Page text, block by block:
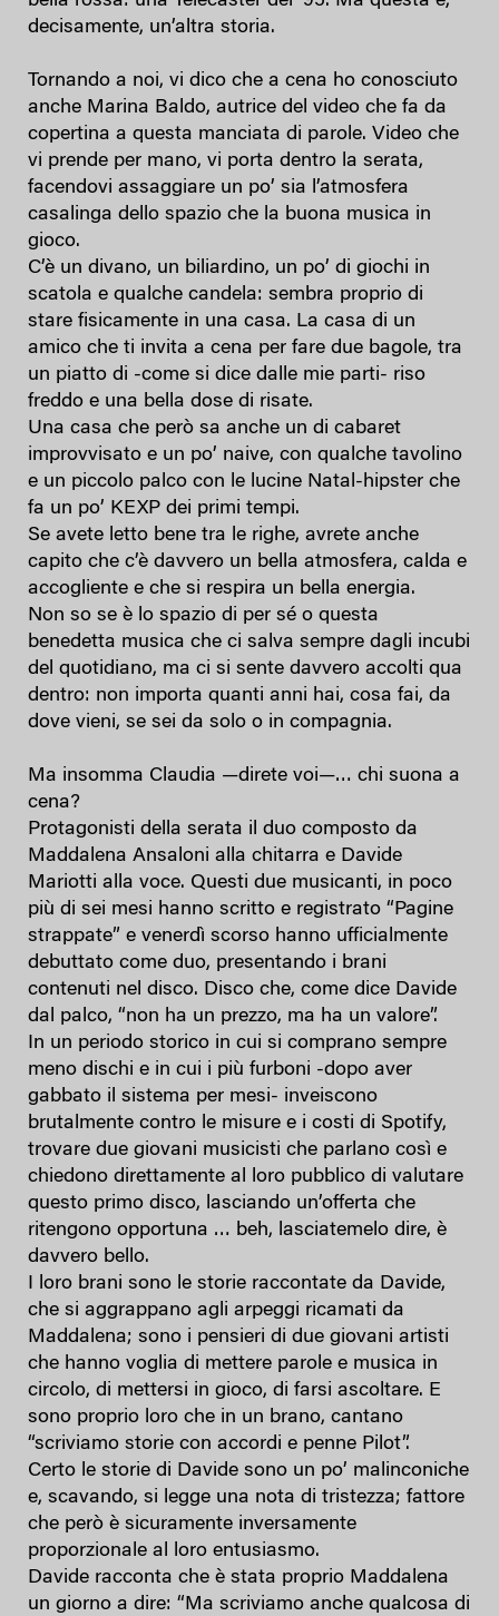
decisamente, un’altra storia.
Tornando a noi, vi dico che a cena ho conosciuto
anche Marina Baldo, autrice del video che fa da
copertina a questa manciata di parole. Video che
vi prende per mano, vi porta dentro la serata,
facendovi assaggiare un po’ sia l’atmosfera
casalinga dello spazio che la buona musica in
gioco.
C’è un divano, un biliardino, un po’ di giochi in
scatola e qualche candela: sembra proprio di
stare fisicamente in una casa. La casa di un
amico che ti invita a cena per fare due bagole, tra
un piatto di -come si dice dalle mie parti- riso
freddo e una bella dose di risate.
Una casa che però sa anche un di cabaret
improvvisato e un po’ naive, con qualche tavolino
e un piccolo palco con le lucine Natal-hipster che
fa un po’ KEXP dei primi tempi.
Se avete letto bene tra le righe, avrete anche
capito che c’è davvero un bella atmosfera, calda e
accogliente e che si respira un bella energia.
Non so se è lo spazio di per sé o questa
benedetta musica che ci salva sempre dagli incubi
del quotidiano, ma ci si sente davvero accolti qua
dentro: non importa quanti anni hai, cosa fai, da
dove vieni, se sei da solo o in compagnia.
Ma insomma Claudia —direte voi—… chi suona a
cena?
Protagonisti della serata il duo composto da
Maddalena Ansaloni alla chitarra e Davide
Mariotti alla voce. Questi due musicanti, in poco
più di sei mesi hanno scritto e registrato “Pagine
strappate” e venerdì scorso hanno ufficialmente
debuttato come duo, presentando i brani
contenuti nel disco. Disco che, come dice Davide
dal palco, “non ha un prezzo, ma ha un valore”.
In un periodo storico in cui si comprano sempre
meno dischi e in cui i più furboni -dopo aver
gabbato il sistema per mesi- inveiscono
brutalmente contro le misure e i costi di Spotify,
trovare due giovani musicisti che parlano così e
chiedono direttamente al loro pubblico di valutare
questo primo disco, lasciando un’offerta che
ritengono opportuna … beh, lasciatemelo dire, è
davvero bello.
I loro brani sono le storie raccontate da Davide,
che si aggrappano agli arpeggi ricamati da
Maddalena; sono i pensieri di due giovani artisti
che hanno voglia di mettere parole e musica in
circolo, di mettersi in gioco, di farsi ascoltare. E
sono proprio loro che in un brano, cantano
“scriviamo storie con accordi e penne Pilot”.
Certo le storie di Davide sono un po’ malinconiche
e, scavando, si legge una nota di tristezza; fattore
che però è sicuramente inversamente
proporzionale al loro entusiasmo.
Davide racconta che è stata proprio Maddalena
un giorno a dire: “Ma scriviamo anche qualcosa di